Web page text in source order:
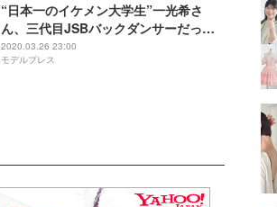
“日本一のイケメン大学生”一光希さ
ん、三代目JSBバックダンサーだっ
た 岩田剛典からの言葉明かす＜ミス
ターオブミスター2020＞
2020.03.26 23:00
モデルプレス